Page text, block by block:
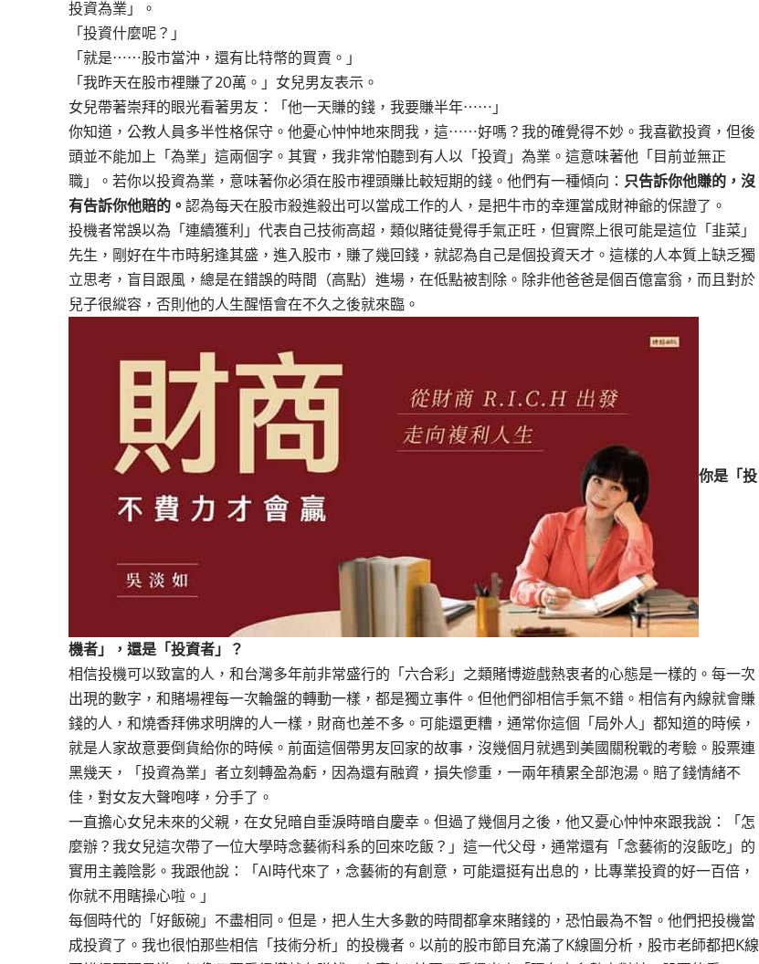
投資為業」。
「投資什麼呢？」
「就是⋯⋯股市當沖，還有比特幣的買賣。」
「我昨天在股市裡賺了20萬。」女兒男友表示。
女兒帶著崇拜的眼光看著男友：「他一天賺的錢，我要賺半年⋯⋯」
你知道，公教人員多半性格保守。他憂心忡忡地來問我，這⋯⋯好嗎？我的確覺得不妙。我喜歡投資，但後
頭並不能加上「為業」這兩個字。其實，我非常怕聽到有人以「投資」為業。這意味著他「目前並無正
職」。若你以投資為業，意味著你必須在股市裡頭賺比較短期的錢。他們有一種傾向： 只告訴你他賺的，沒
有告訴你他賠的。認為每天在股市殺進殺出可以當成工作的人，是把牛市的幸運當成財神爺的保證了。
投機者常誤以為「連續獲利」代表自己技術高超，類似賭徒覺得手氣正旺，但實際上很可能是這位「韭菜」
先生，剛好在牛市時躬逢其盛，進入股市，賺了幾回錢，就認為自己是個投資天才。這樣的人本質上缺乏獨
立思考，盲目跟風，總是在錯誤的時間（高點）進場，在低點被割除。除非他爸爸是個百億富翁，而且對於
兒子很縱容，否則他的人生醒悟會在不久之後就來臨。
你是「投
機者」，還是「投資者」？
相信投機可以致富的人，和台灣多年前非常盛行的「六合彩」之類賭博遊戲熱衷者的心態是一樣的。每一次
出現的數字，和賭場裡每一次輪盤的轉動一樣，都是獨立事件。但他們卻相信手氣不錯。相信有內線就會賺
錢的人，和燒香拜佛求明牌的人一樣，財商也差不多。可能還更糟，通常你這個「局外人」都知道的時候，
就是人家故意要倒貨給你的時候。前面這個帶男友回家的故事，沒幾個月就遇到美國關稅戰的考驗。股票連
黑幾天，「投資為業」者立刻轉盈為虧，因為還有融資，損失慘重，一兩年積累全部泡湯。賠了錢情緒不
佳，對女友大聲咆哮，分手了。
一直擔心女兒未來的父親，在女兒暗自垂淚時暗自慶幸。但過了幾個月之後，他又憂心忡忡來跟我說：「怎
麼辦？我女兒這次帶了一位大學時念藝術科系的回來吃飯？」這一代父母，通常還有「念藝術的沒飯吃」的
實用主義陰影。我跟他說：「AI時代來了，念藝術的有創意，可能還挺有出息的，比專業投資的好一百倍，
你就不用瞎操心啦。」
每個時代的「好飯碗」不盡相同。但是，把人生大多數的時間都拿來賭錢的，恐怕最為不智。他們把投機當
成投資了。我也很怕那些相信「技術分析」的投機者。以前的股市節目充滿了K線圖分析，股市老師都把K線